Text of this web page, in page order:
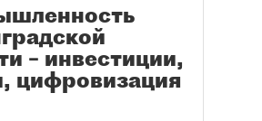
– инвестиции,
цифровизация